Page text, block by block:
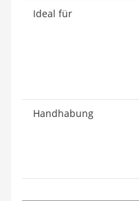
Ideal für
Handhabung